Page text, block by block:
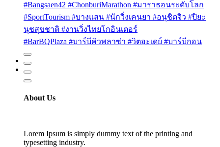
#Bangsaen42 #ChonburiMarathon #มาราธอนระดับโลก
#SportTourism #บางแสน #นักวิ่งเคนยา #อนุชิตจิว #ปิยะ
นุชสุขชาติ #งานวิ่งไทยโกอินเตอร์
#BarBQPlaza #บาร์บีคิวพลาซ่า #วิตอะเดย์ #บาร์บีกอน
About Us
Lorem Ipsum is simply dummy text of the printing and
typesetting industry.